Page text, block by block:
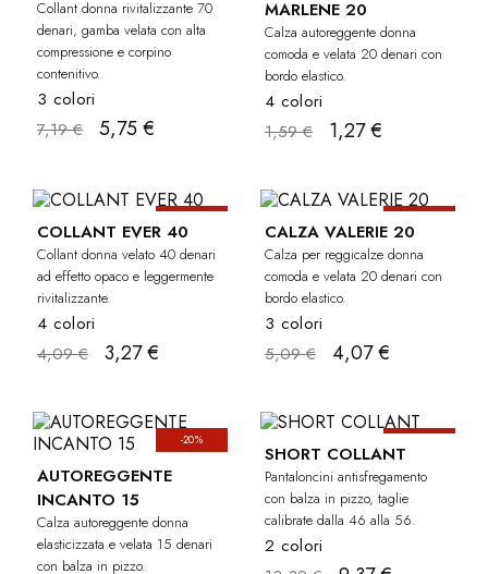
Collant donna rivitalizzante 70
denari, gamba velata con alta
compressione e corpino
contenitivo.
3 colori
7,19 €
5,75 €
MARLENE 20
Calza autoreggente donna
comoda e velata 20 denari con
bordo elastico.
4 colori
1,59 €
1,27 €
-20%
COLLANT EVER 40
Collant donna velato 40 denari
ad effetto opaco e leggermente
rivitalizzante.
4 colori
4,09 €
3,27 €
-20%
CALZA VALERIE 20
Calza per reggicalze donna
comoda e velata 20 denari con
bordo elastico.
3 colori
5,09 €
4,07 €
-20%
AUTOREGGENTE
INCANTO 15
Calza autoreggente donna
elasticizzata e velata 15 denari
con balza in pizzo.
SHORT COLLANT
Pantaloncini antisfregamento
con balza in pizzo, taglie
calibrate dalla 46 alla 56.
2 colori